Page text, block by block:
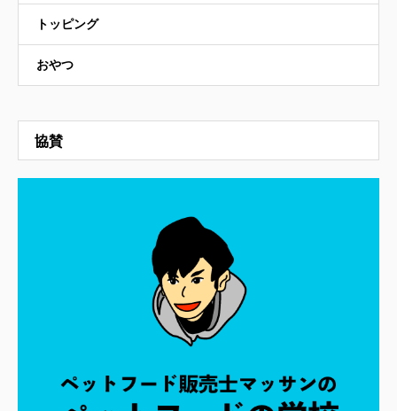
トッピング
おやつ
協賛